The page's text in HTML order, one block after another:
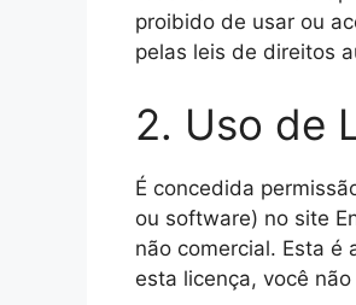
proibido de usar ou
pelas leis de direitos
2. Uso de
É concedida
ou software) no site
não comercial. Esta é
esta licença, você